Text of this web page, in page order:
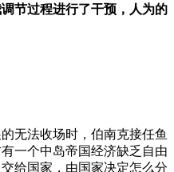
节过程进行了干预，人为的
无法收场时，伯南克接任鱼
一个中岛帝国经济缺乏自由
给国家，由国家决定怎么分